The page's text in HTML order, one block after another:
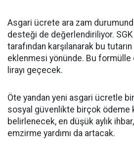
Asgari ücrete ara zam
desteği de değerlendiriliyor.
tarafından karşılanarak bu
eklenmesi yönünde. Bu
lirayı geçecek.
Öte yandan yeni asgari ücretle
sosyal güvenlikte birçok ödeme
belirlenecek, en düşük aylık
emzirme yardımı da artacak.